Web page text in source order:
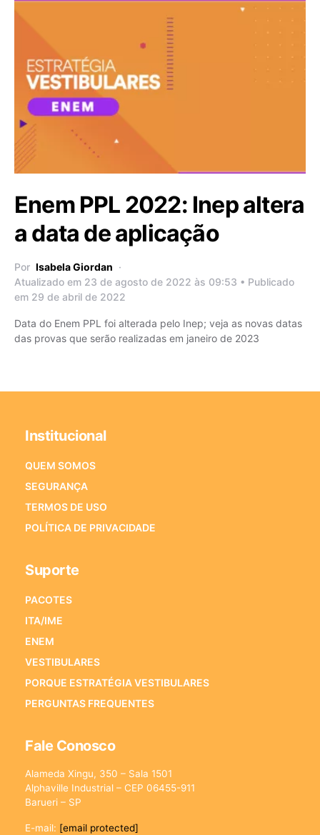
Enem PPL 2022: Inep altera
a data de aplicação
Por Isabela Giordan
Atualizado em 23 de agosto de 2022 às 09:53 • Publicado
em 29 de abril de 2022
Data do Enem PPL foi alterada pelo Inep; veja as novas datas
das provas que serão realizadas em janeiro de 2023
Institucional
QUEM SOMOS
SEGURANÇA
TERMOS DE USO
POLÍTICA DE PRIVACIDADE
Suporte
PACOTES
ITA/IME
ENEM
VESTIBULARES
PORQUE ESTRATÉGIA VESTIBULARES
PERGUNTAS FREQUENTES
Fale Conosco
Alameda Xingu, 350 – Sala 1501
Alphaville Industrial – CEP 06455-911
Barueri – SP
E-mail: [email protected]